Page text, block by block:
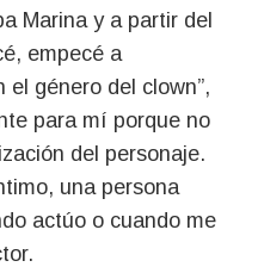
Marina y a partir del
empecé a
género del clown”,
para mí porque no
del personaje.
una persona
actúo o cuando me